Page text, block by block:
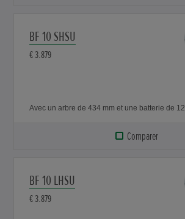
BF 10 SHSU
€ 3.879
Avec un arbre de 434 mm et une batterie de 12
Comparer
BF 10 LHSU
€ 3.879